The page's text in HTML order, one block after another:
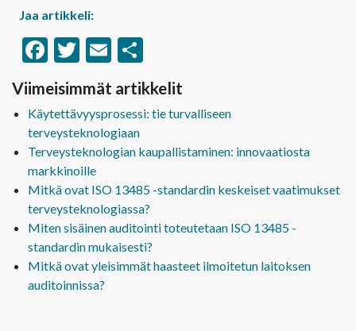
Jaa artikkeli:
Facebook
Twitter
Email
Viimeisimmät artikkelit
Käytettävyysprosessi: tie turvalliseen
terveysteknologiaan
Terveysteknologian kaupallistaminen: innovaatiosta
markkinoille
Mitkä ovat ISO 13485 -standardin keskeiset vaatimukset
terveysteknologiassa?
Miten sisäinen auditointi toteutetaan ISO 13485 -
standardin mukaisesti?
Mitkä ovat yleisimmät haasteet ilmoitetun laitoksen
auditoinnissa?